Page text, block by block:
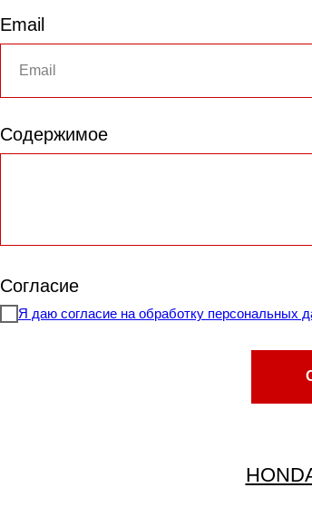
Email
Содержимое
Согласие
Я даю согласие на обработку персональных